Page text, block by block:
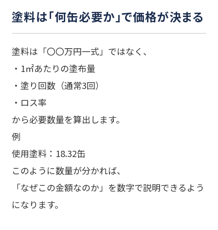
塗料は「何缶必要か」で価格が決まる
塗料は「〇〇万円一式」ではなく、
・1㎡あたりの塗布量
・塗り回数（通常3回）
・ロス率
から必要数量を算出します。
例
使用塗料：18.32缶
このように数量が分かれば、
「なぜこの金額なのか」を数字で説明できるよう
になります。